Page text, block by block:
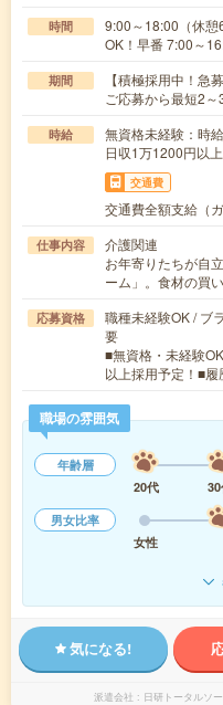
時間
9:00～18:00（休憩
OK！早番 7:00～
期間
【積極採用中！急
ご応募から最短2
時給
無資格未経験：
日収1万1200円以上
交通費
交通費全額支給（
仕事内容
介護関連
お年寄りたちが自
ーム」。食材の買
応募資格
職種未経験OK / ブ
要
■無資格・未経験
以上採用予定！■
職場の雰囲気
年齢層
20代
男女比率
女性
気になる!
派遣会社 日研トータルソ